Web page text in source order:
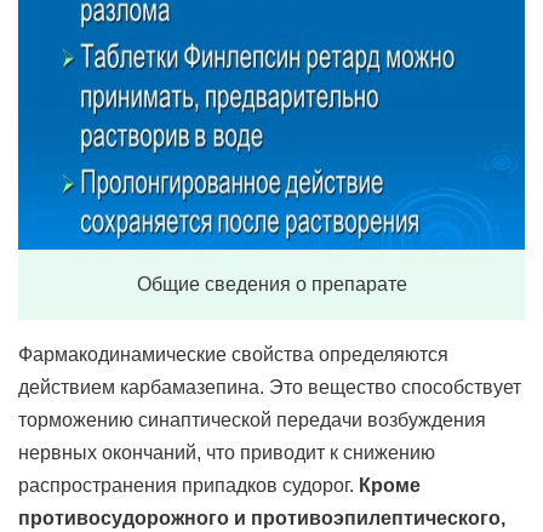
Общие сведения о препарате
Фармакодинамические свойства определяются
действием карбамазепина. Это вещество способствует
торможению синаптической передачи возбуждения
нервных окончаний, что приводит к снижению
распространения припадков судорог. Кроме
противосудорожного и противоэпилептического,